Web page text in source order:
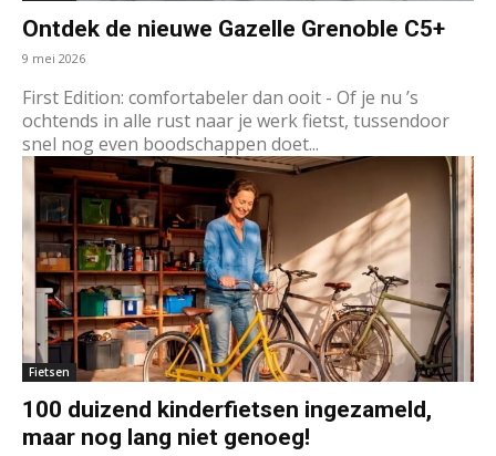
Ontdek de nieuwe Gazelle Grenoble C5+
9 mei 2026
First Edition: comfortabeler dan ooit - Of je nu ’s
ochtends in alle rust naar je werk fietst, tussendoor
snel nog even boodschappen doet...
Fietsen
100 duizend kinderfietsen ingezameld,
maar nog lang niet genoeg!